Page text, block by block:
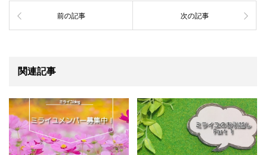
前の記事 次の記事
関連記事